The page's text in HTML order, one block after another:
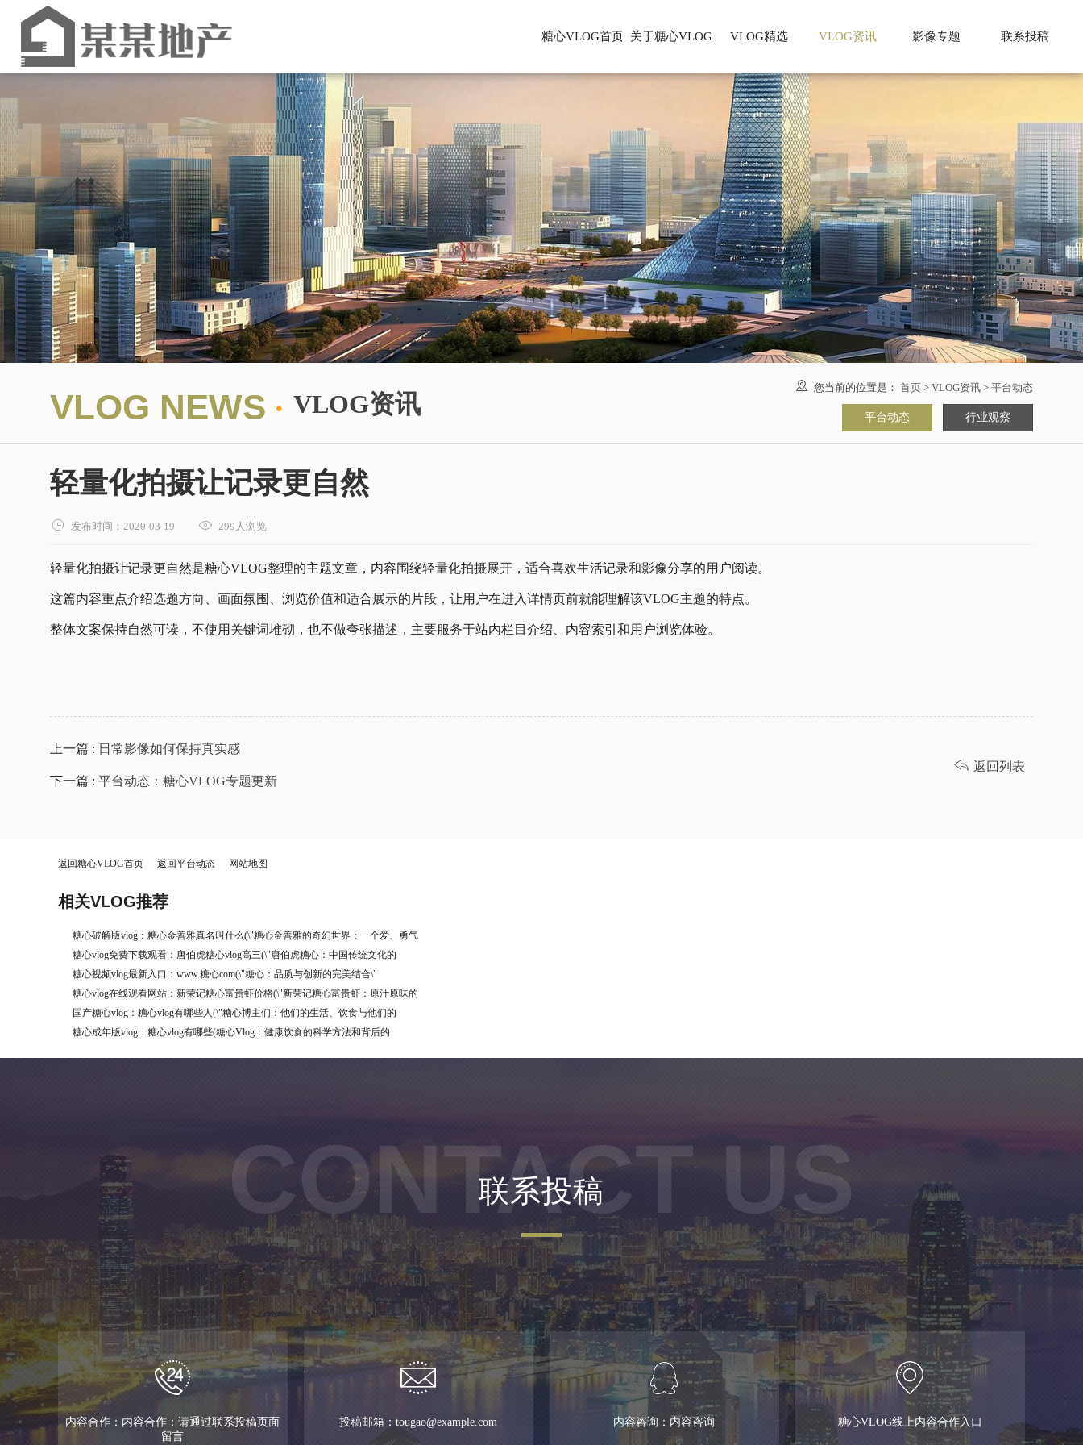
糖心VLOG首页 关于糖心VLOG VLOG精选 VLOG资讯 影像专题 联系投稿
VLOG NEWS · VLOG资讯
 您当前的位置是： 首页 > VLOG资讯 > 平台动态
平台动态 行业观察
轻量化拍摄让记录更自然
 发布时间：2020-03-19  299人浏览
轻量化拍摄让记录更自然是糖心VLOG整理的主题文章，内容围绕轻量化拍摄展开，适合喜欢生活记录和影像分享的用户阅读。
这篇内容重点介绍选题方向、画面氛围、浏览价值和适合展示的片段，让用户在进入详情页前就能理解该VLOG主题的特点。
整体文案保持自然可读，不使用关键词堆砌，也不做夸张描述，主要服务于站内栏目介绍、内容索引和用户浏览体验。
上一篇 : 日常影像如何保持真实感
下一篇 : 平台动态：糖心VLOG专题更新
 返回列表
返回糖心VLOG首页 返回平台动态 网站地图
相关VLOG推荐
糖心破解版vlog：糖心金善雅真名叫什么(\"糖心金善雅的奇幻世界：一个爱、勇气
糖心vlog免费下载观看：唐伯虎糖心vlog高三(\"唐伯虎糖心：中国传统文化的
糖心视频vlog最新入口：www.糖心com(\"糖心：品质与创新的完美结合\"
糖心vlog在线观看网站：新荣记糖心富贵虾价格(\"新荣记糖心富贵虾：原汁原味的
国产糖心vlog：糖心vlog有哪些人(\"糖心博主们：他们的生活、饮食与他们的
糖心成年版vlog：糖心vlog有哪些(糖心Vlog：健康饮食的科学方法和背后的
联系投稿
CONTACT US
内容合作：内容合作：请通过联系投稿页面
留言
投稿邮箱：tougao@example.com 内容咨询：内容咨询 糖心VLOG线上内容合作入口